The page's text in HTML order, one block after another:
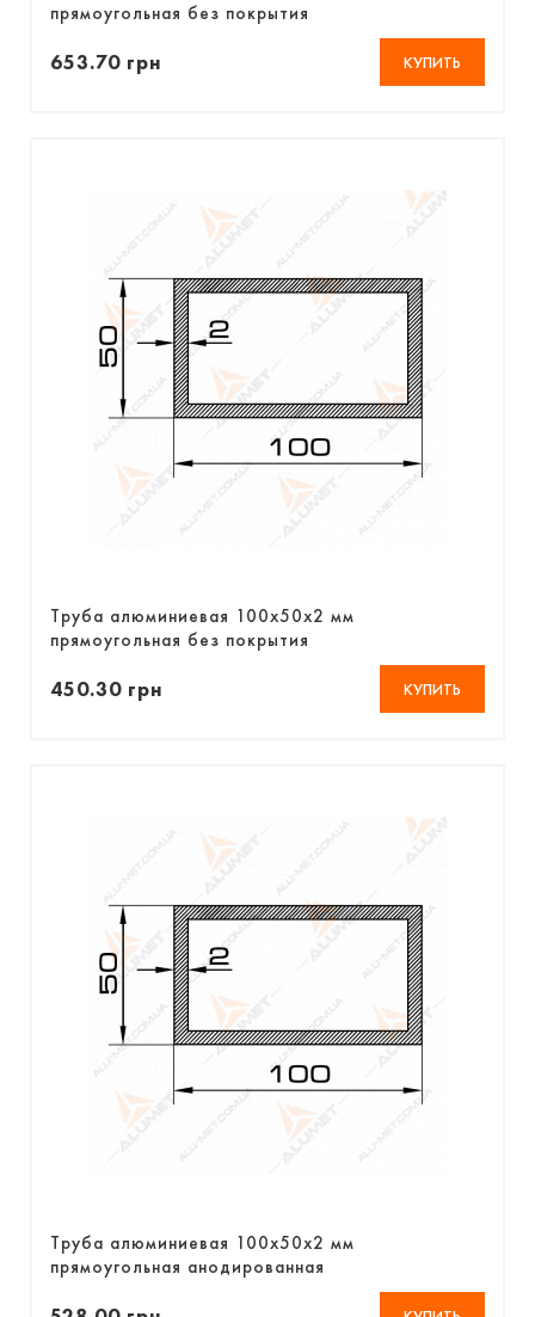
прямоугольная без покрытия
653.70 грн КУПИТЬ
Труба алюминиевая 100х50х2 мм
прямоугольная без покрытия
450.30 грн КУПИТЬ
Труба алюминиевая 100х50х2 мм
прямоугольная анодированная